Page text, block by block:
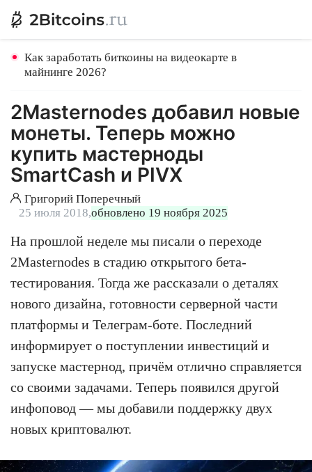
Как заработать биткоины на видеокарте в
майнинге 2026?
2Masternodes добавил новые
монеты. Теперь можно
купить мастерноды
SmartCash и PIVX
Григорий Поперечный
25 июля 2018,обновлено 19 ноября 2025
На прошлой неделе мы писали о переходе
2Masternodes в стадию открытого бета-
тестирования. Тогда же рассказали о деталях
нового дизайна, готовности серверной части
платформы и Телеграм-боте. Последний
информирует о поступлении инвестиций и
запуске мастернод, причём отлично справляется
со своими задачами. Теперь появился другой
инфоповод — мы добавили поддержку двух
новых криптовалют.